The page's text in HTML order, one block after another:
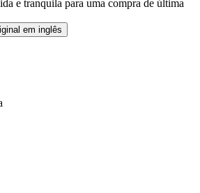
e tranquila para uma compra de última
em inglês